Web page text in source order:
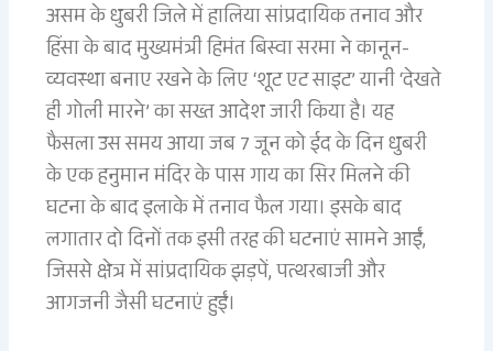
असम के धुबरी जिले में हालिया सांप्रदायिक तनाव और
हिंसा के बाद मुख्यमंत्री हिमंत बिस्वा सरमा ने कानून-
व्यवस्था बनाए रखने के लिए ‘शूट एट साइट’ यानी ‘देखते
ही गोली मारने’ का सख्त आदेश जारी किया है। यह
फैसला उस समय आया जब 7 जून को ईद के दिन धुबरी
के एक हनुमान मंदिर के पास गाय का सिर मिलने की
घटना के बाद इलाके में तनाव फैल गया। इसके बाद
लगातार दो दिनों तक इसी तरह की घटनाएं सामने आईं,
जिससे क्षेत्र में सांप्रदायिक झड़पें, पत्थरबाजी और
आगजनी जैसी घटनाएं हुईं।